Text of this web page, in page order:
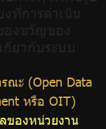
ที่การดำเนิน
องขวัญของ
ยวกับระบบ
ณะ (Open Data
หรือ OIT)
ของหน่วยงาน